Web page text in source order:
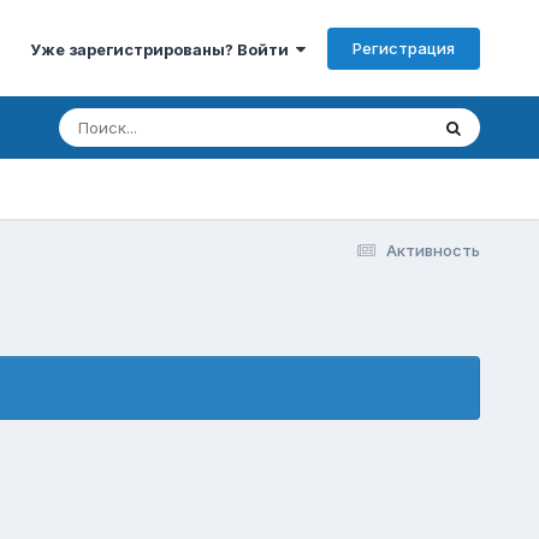
Уже зарегистрированы? Войти Регистрация
Активность